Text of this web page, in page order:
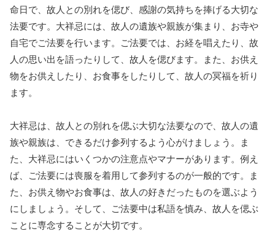
命日で、故人との別れを偲び、感謝の気持ちを捧げる大切な
法要です。大祥忌には、故人の遺族や親族が集まり、お寺や
自宅でご法要を行います。ご法要では、お経を唱えたり、故
人の思い出を語ったりして、故人を偲びます。また、お供え
物をお供えしたり、お食事をしたりして、故人の冥福を祈り
ます。
大祥忌は、故人との別れを偲ぶ大切な法要なので、故人の遺
族や親族は、できるだけ参列するよう心がけましょう。ま
た、大祥忌にはいくつかの注意点やマナーがあります。例え
ば、ご法要には喪服を着用して参列するのが一般的です。ま
た、お供え物やお食事は、故人の好きだったものを選ぶよう
にしましょう。そして、ご法要中は私語を慎み、故人を偲ぶ
ことに専念することが大切です。